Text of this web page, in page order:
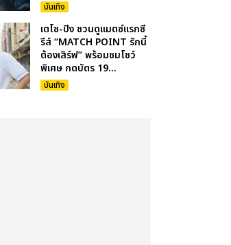
บันเทิง
เตโช-ปิง ชวนดูแมตซ์แรกซี
รีส์ “MATCH POINT รักนี้
ต้องเสิร์ฟ” พร้อมชมโชว์
พิเศษ กดบัตร 19...
บันเทิง